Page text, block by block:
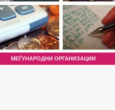
МЕЃУНАРОДНИ ОРГАНИЗАЦИИ